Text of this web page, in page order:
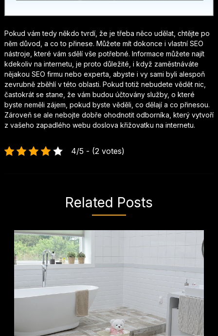
Pokud vám tedy někdo tvrdí, že je třeba něco udělat, chtějte po
něm důvod, a co to přinese. Můžete mít dokonce i vlastní SEO
nástroje, které vám sdělí vše potřebné. Informace můžete najít
kdekoliv na internetu, je proto důležité, i když zaměstnáváte
nějakou SEO firmu nebo experta, abyste i vy sami byli alespoň
zevrubně zběhlí v této oblasti. Pokud totiž nebudete vědět nic,
častokrát se stane, že vám budou účtovány služby, o které
byste neměli zájem, pokud byste věděli, co dělají a co přinesou.
Zároveň se ale nebojte dobře ohodnotit odborníka, který vytvoří
z vašeho zapadlého webu doslova křižovatku na internetu.
4/5 - (2 votes)
Related Posts